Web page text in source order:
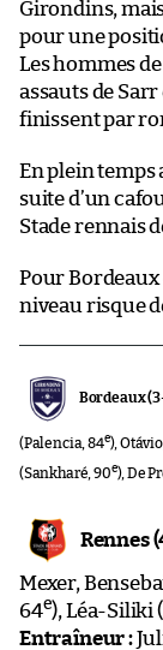
Girondins,
pour une
Les hommes
assauts de
finissent par
En plein temps
suite d’un
Stade rennais
Pour Bordeaux
niveau risque
Bordeaux
(Palencia, 84e),
(Sankharé, 90e), De
Rennes
Mexer,
64e), Léa-Siliki
Entraîneur :